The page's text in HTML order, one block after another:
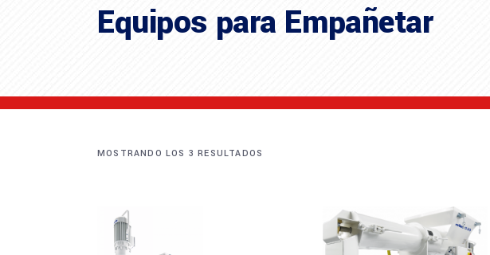
Equipos para Empañetar
MOSTRANDO LOS 3 RESULTADOS